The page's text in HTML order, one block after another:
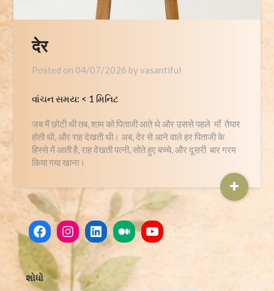
देर
Posted on 04/07/2026 byvasantiful
વાંચન સમય: < 1 મિનિટ
जब मैं छोटी थी तब, शाम को पिताजी आते थे और उससे पहले माँ तैयार
होती थी, और राह देखती थी। अब, देर से आने वाले हर पिताजी के
हिस्से में आती है, राह देखती पत्नी, सोते हुए बच्चे, और दूसरी बार गरम
किया गया खाना।
+
Facebook
Instagram
LinkedIn
MediumYouTube
શોધો